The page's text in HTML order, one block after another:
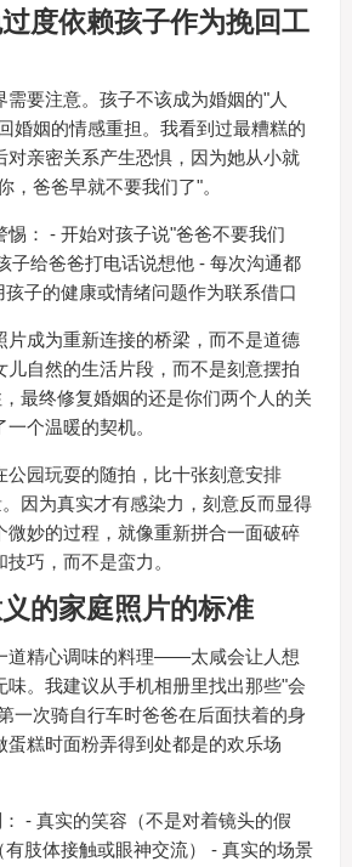
度依赖孩子作为挽回工
需要注意。孩子不该成为婚姻的"人
婚姻的情感重担。我看到过最糟糕的
对亲密关系产生恐惧，因为她从小就
，爸爸早就不要我们了"。
惕： - 开始对孩子说"爸爸不要我们
子给爸爸打电话说想他 - 每次沟通都
子的健康或情绪问题作为联系借口
片成为重新连接的桥梁，而不是道德
儿自然的生活片段，而不是刻意摆拍
最终修复婚姻的还是你们两个人的关
个温暖的契机。
公园玩耍的随拍，比十张刻意安排
因为真实才有感染力，刻意反而显得
微妙的过程，就像重新拼合一面破碎
巧，而不是蛮力。
的家庭照片的标准
道精心调味的料理——太咸会让人想
味。我建议从手机相册里找出那些"会
一次骑自行车时爸爸在后面扶着的身
蛋糕时面粉弄得到处都是的欢乐场
- 真实的笑容（不是对着镜头的假
肢体接触或眼神交流） - 真实的场景